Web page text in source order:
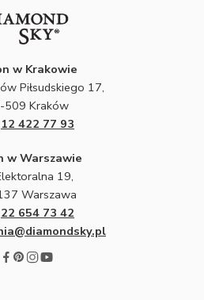
w Krakowie
Piłsudskiego 17,
509 Kraków
12 422 77 93
w Warszawie
19,
Warszawa
22 654 73 42